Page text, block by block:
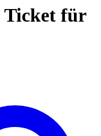
Ticket für